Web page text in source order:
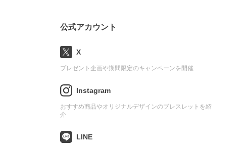
公式アカウント
X
プレゼント企画や期間限定のキャンペーンを開催
Instagram
おすすめ商品やオリジナルデザインのブレスレットを紹
介
LINE